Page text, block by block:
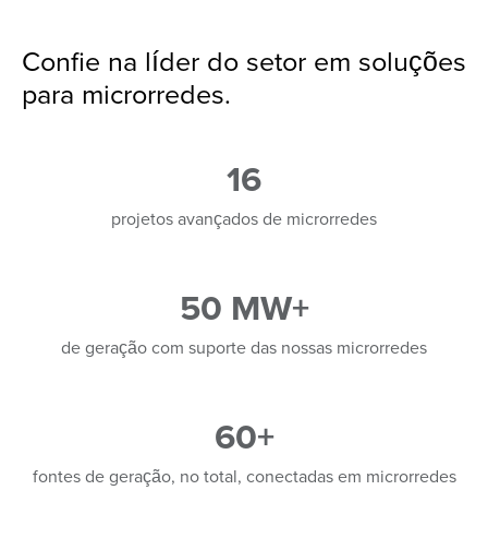
Confie na líder do setor em soluções
para microrredes.
16
projetos avançados de microrredes
50 MW+
de geração com suporte das nossas microrredes
60+
fontes de geração, no total, conectadas em microrredes